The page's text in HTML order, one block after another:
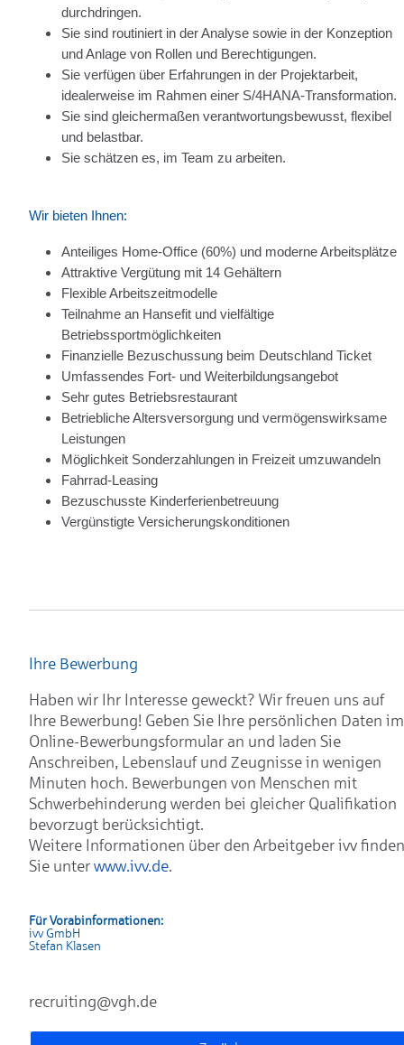
durchdringen.
Sie sind routiniert in der Analyse sowie in der Konzeption
und Anlage von Rollen und Berechtigungen.
Sie verfügen über Erfahrungen in der Projektarbeit,
idealerweise im Rahmen einer S/4HANA-Transformation.
Sie sind gleichermaßen verantwortungsbewusst, flexibel
und belastbar.
Sie schätzen es, im Team zu arbeiten.
Wir bieten Ihnen:
Anteiliges Home-Office (60%) und moderne Arbeitsplätze
Attraktive Vergütung mit 14 Gehältern
Flexible Arbeitszeitmodelle
Teilnahme an Hansefit und vielfältige
Betriebssportmöglichkeiten
Finanzielle Bezuschussung beim Deutschland Ticket
Umfassendes Fort- und Weiterbildungsangebot
Sehr gutes Betriebsrestaurant
Betriebliche Altersversorgung und vermögenswirksame
Leistungen
Möglichkeit Sonderzahlungen in Freizeit umzuwandeln
Fahrrad-Leasing
Bezuschusste Kinderferienbetreuung
Vergünstigte Versicherungskonditionen
Ihre Bewerbung
Haben wir Ihr Interesse geweckt? Wir freuen uns auf
Ihre Bewerbung! Geben Sie Ihre persönlichen Daten im
Online-Bewerbungsformular an und laden Sie
Anschreiben, Lebenslauf und Zeugnisse in wenigen
Minuten hoch. Bewerbungen von Menschen mit
Schwerbehinderung werden bei gleicher Qualifikation
bevorzugt berücksichtigt.
Weitere Informationen über den Arbeitgeber ivv finden
Sie unter www.ivv.de.
Für Vorabinformationen:
ivv GmbH
Stefan Klasen
recruiting@vgh.de